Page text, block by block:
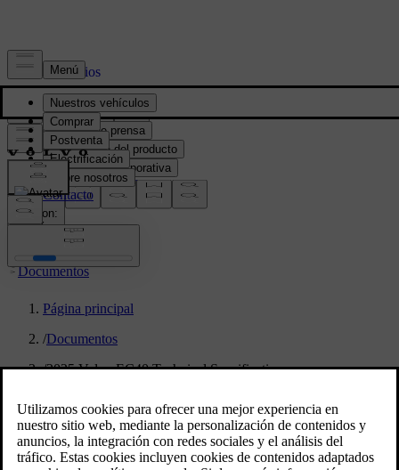
Prensa y Medios
Material de prensa
Información del producto
Información corporativa
Contacto de medios
location:
PY
Documentos
Página principal
/Documentos
/2025 Volvo EC40 Technical Specifications
2025 Volvo EC40 Technical
Specifications